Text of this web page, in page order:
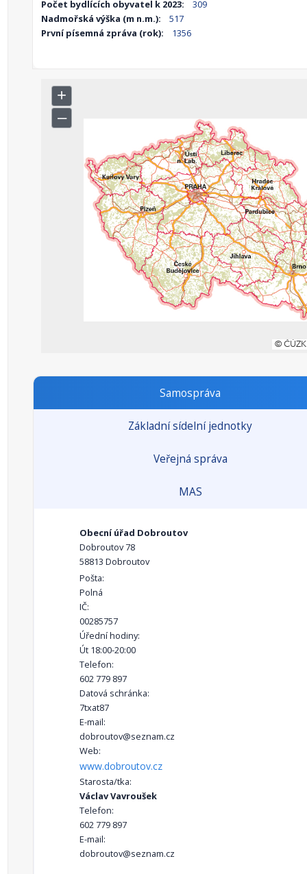
Počet bydlících obyvatel k 2023:
309
Nadmořská výška (m n.m.):
517
První písemná zpráva (rok):
1356
Samospráva
Základní sídelní jednotky
Veřejná správa
MAS
Obecní úřad Dobroutov
Dobroutov 78
58813 Dobroutov
Pošta:
Polná
IČ:
00285757
Úřední hodiny:
Út 18:00-20:00
Telefon:
602 779 897
Datová schránka:
7txat87
E-mail:
dobroutov@seznam.cz
Web:
www.dobroutov.cz
Starosta/tka:
Václav Vavroušek
Telefon:
602 779 897
E-mail:
dobroutov@seznam.cz